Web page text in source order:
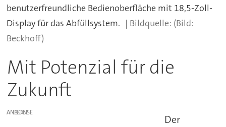
benutzerfreundliche Bedienoberfläche mit 18,5-Zoll-
Display für das Abfüllsystem.
(Bild:
Beckhoff)
Mit Potenzial für die
Zukunft
ANZEIGE
Der